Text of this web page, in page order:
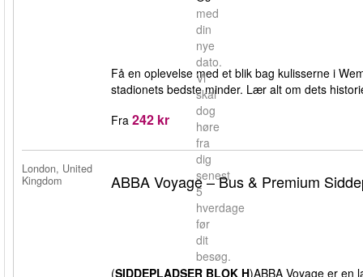
med
din
nye
dato.
Vi
skal
dog
høre
fra
dig
senest
5
hverdage
før
dit
besøg.
Få en oplevelse med et blik bag kulisserne i
stadionets bedste minder. Lær alt om dets
Fra 242 kr
London, United
Kingdom
ABBA Voyage – Bus & Premium
(SIDDEPLADSER BLOK H)ABBA Voyage er en